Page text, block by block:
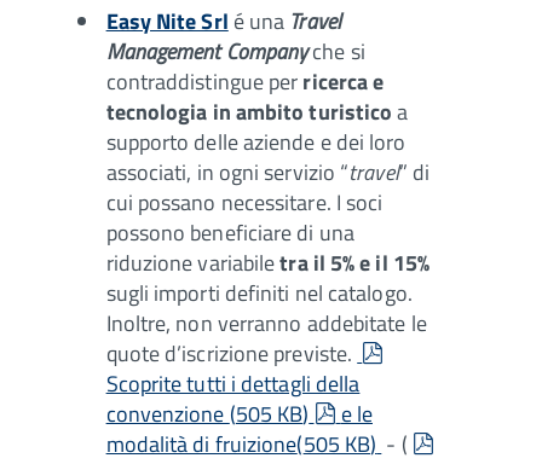
Easy Nite Srl é una Travel
Management Companyche si
contraddistingue perricerca e
tecnologia in ambito turisticoa
supporto delle aziende e dei loro
associati, in ogni servizio “travel” di
cui possano necessitare. I soci
possono beneficiare di una
riduzione variabiletra il 5% e il 15%
sugli importi definiti nel catalogo.
Inoltre, non verranno addebitate le
quote d’iscrizione previste.
Scoprite tutti i dettagli della
convenzione (505 KB) pdf
e le
modalità di fruizione(505 KB) - (